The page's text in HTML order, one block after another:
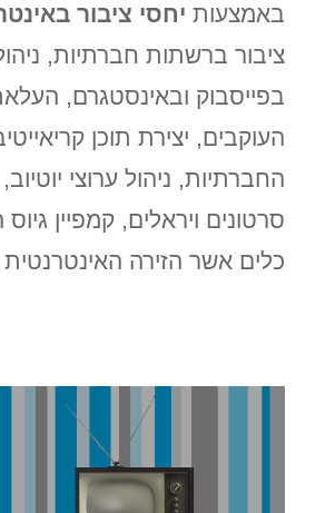
באמצעות יחסי ציבור
ציבור ברשתות חברתיות,
בפייסבוק ובאינסטגרם,
העוקבים, יצירת תוכן
החברתיות, ניהול ערוצי
סרטונים ויראלים, קמפיין גיוס
כלים אשר הזירה